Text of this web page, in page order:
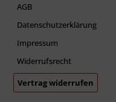
AGB
Datenschutzerklärung
Impressum
Widerrufsrecht
Vertrag widerrufen